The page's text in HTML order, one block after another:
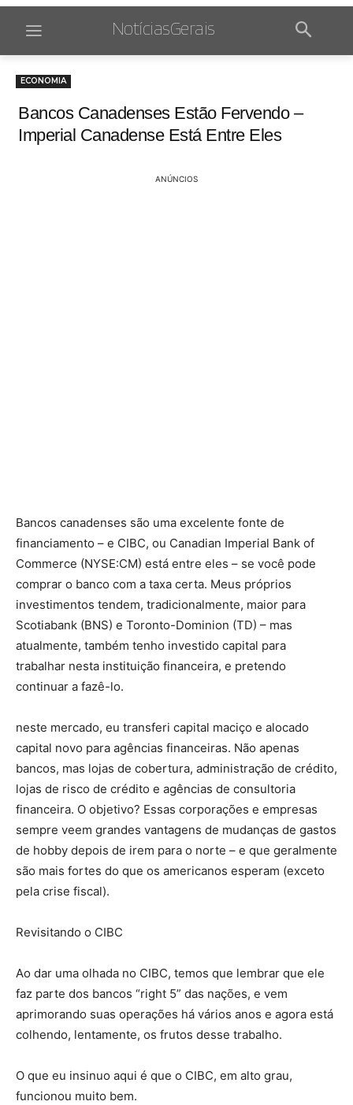
NotíciasGerais
ECONOMIA
Bancos Canadenses Estão Fervendo –
Imperial Canadense Está Entre Eles
ANÚNCIOS
Bancos canadenses são uma excelente fonte de
financiamento – e CIBC, ou Canadian Imperial Bank of
Commerce (NYSE:CM) está entre eles – se você pode
comprar o banco com a taxa certa. Meus próprios
investimentos tendem, tradicionalmente, maior para
Scotiabank (BNS) e Toronto-Dominion (TD) – mas
atualmente, também tenho investido capital para
trabalhar nesta instituição financeira, e pretendo
continuar a fazê-lo.
neste mercado, eu transferi capital maciço e alocado
capital novo para agências financeiras. Não apenas
bancos, mas lojas de cobertura, administração de crédito,
lojas de risco de crédito e agências de consultoria
financeira. O objetivo? Essas corporações e empresas
sempre veem grandes vantagens de mudanças de gastos
de hobby depois de irem para o norte – e que geralmente
são mais fortes do que os americanos esperam (exceto
pela crise fiscal).
Revisitando o CIBC
Ao dar uma olhada no CIBC, temos que lembrar que ele
faz parte dos bancos “right 5” das nações, e vem
aprimorando suas operações há vários anos e agora está
colhendo, lentamente, os frutos desse trabalho.
O que eu insinuo aqui é que o CIBC, em alto grau,
funcionou muito bem.